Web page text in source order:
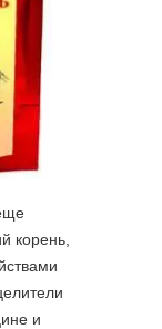
корень,
и